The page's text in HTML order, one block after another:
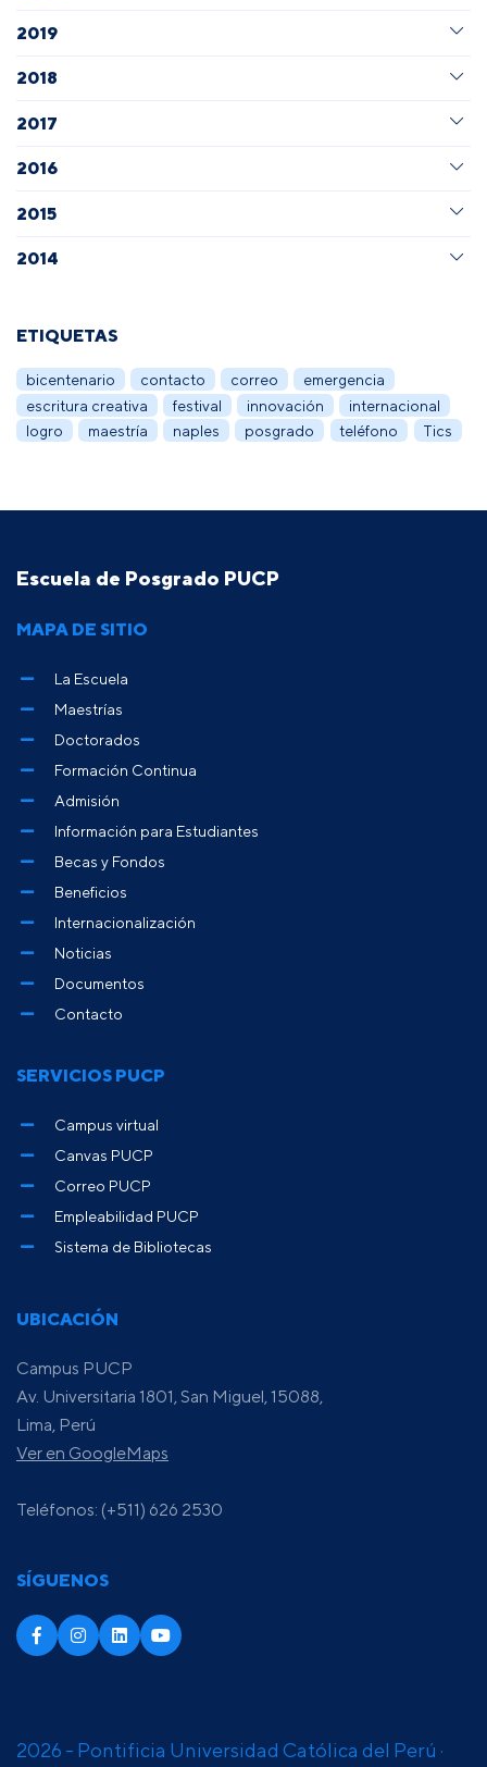
2019
2018
2017
2016
2015
2014
ETIQUETAS
bicentenario contacto correo
emergencia
escritura creativa
festival innovación
internacional
logro
maestría naples posgrado teléfono Tics
Escuela de Posgrado PUCP
UBICACIÓN
Campus PUCP
Av. Universitaria 1801, San Miguel, 15088,
Lima, Perú
Ver en GoogleMaps
Teléfonos: (+511) 626 2530
SÍGUENOS
MAPA DE SITIO
La Escuela
Maestrías
Doctorados
Formación Continua
Admisión
Información para Estudiantes
Becas y Fondos
Beneficios
Internacionalización
Noticias
Documentos
Contacto
SERVICIOS PUCP
Campus virtual
Canvas PUCP
Correo PUCP
Empleabilidad PUCP
Sistema de Bibliotecas
2026 - Pontificia Universidad Católica del Perú ·